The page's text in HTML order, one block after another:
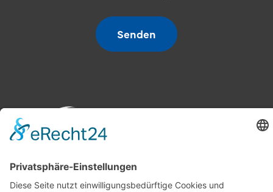
Senden
Therapie-
Praxis Gefell
Praxis Naila